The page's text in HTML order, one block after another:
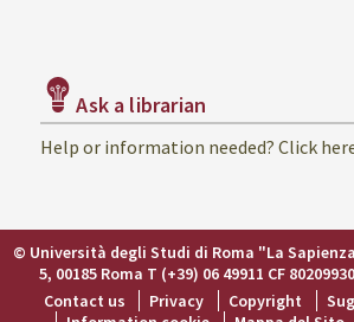
Ask a librarian
Help or information needed? Click
© Università degli Studi di Roma "La
5, 00185 Roma T (+39) 06 49911 CF
Contact us
Privacy Copyright